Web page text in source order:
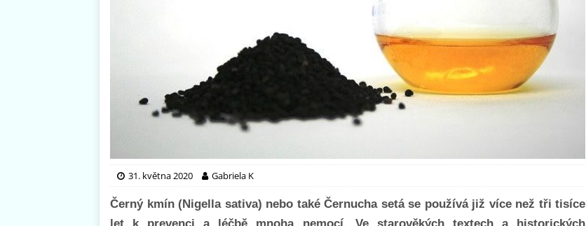
31. května 2020 Gabriela K
Černý kmín (Nigella sativa) nebo také Černucha setá se používá již více než tři tisíce
let k prevenci a léčbě mnoha nemocí. Ve starověkých textech a historických